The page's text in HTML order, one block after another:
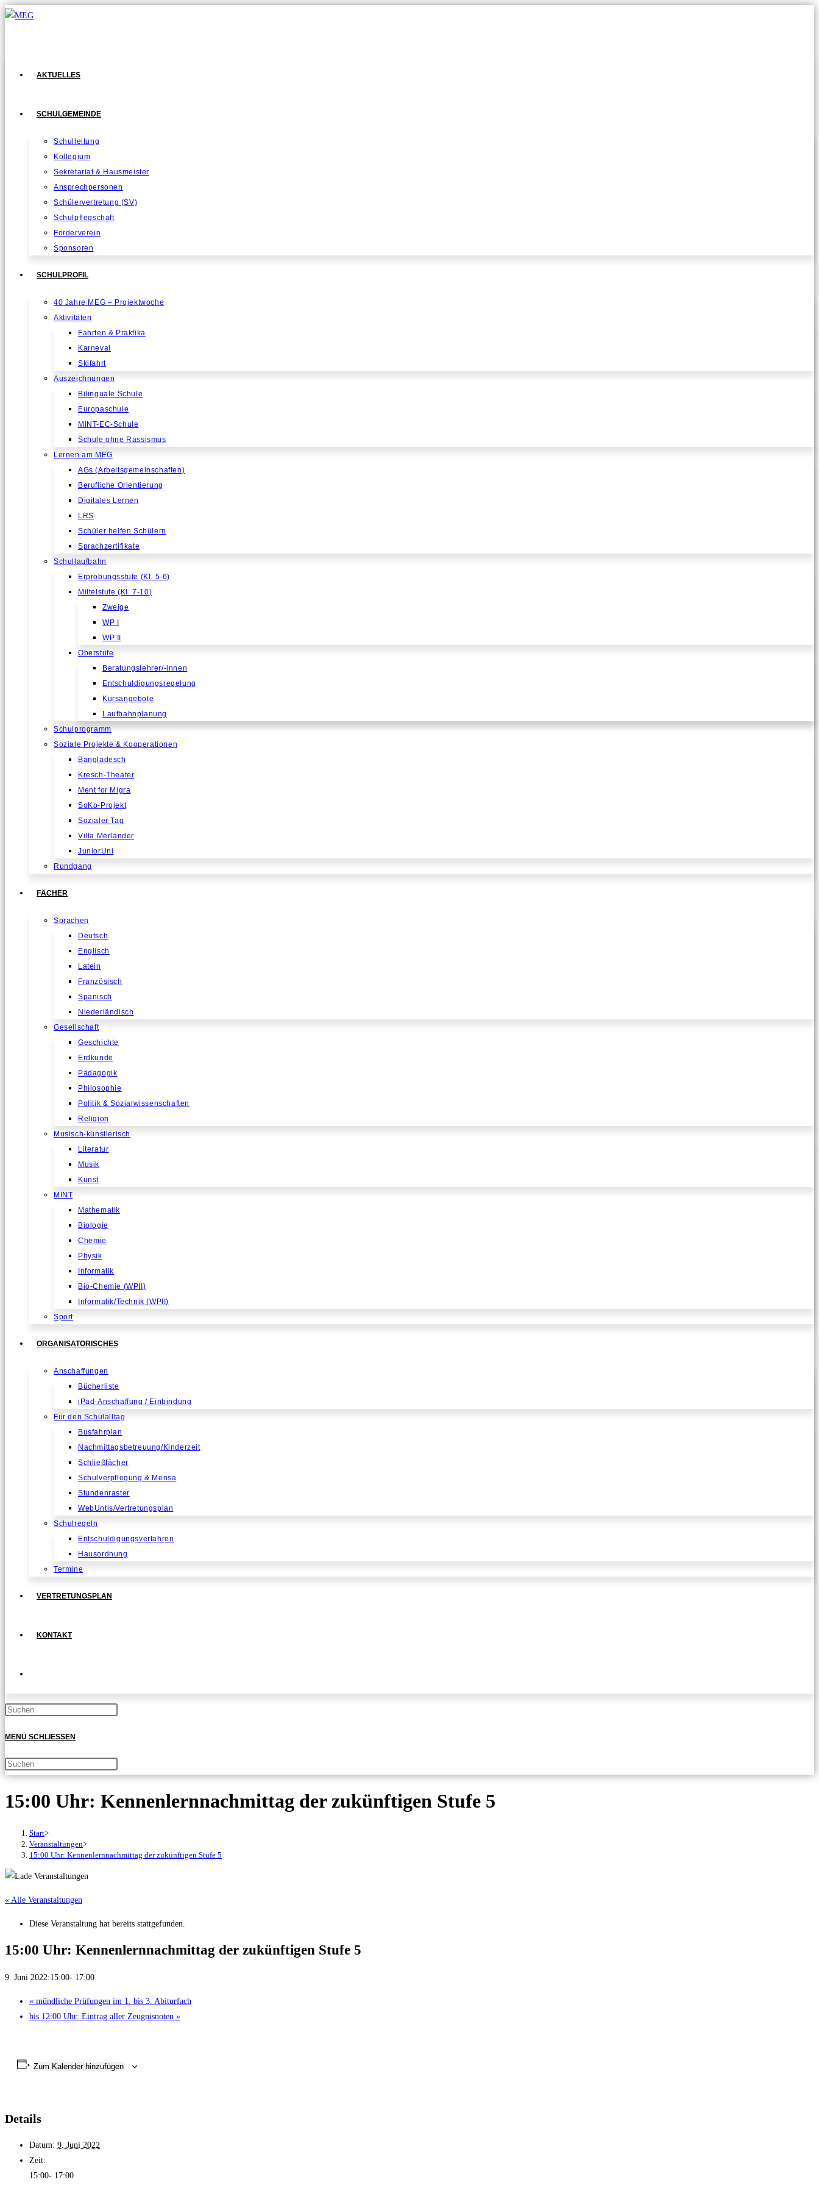
Zum
AKTUELLES
SCHULGEMEINDE
Schulleitung
Kollegium
Sekretariat & Hausmeister
Ansprechpersonen
Schülervertretung (SV)
Schulpflegschaft
Förderverein
Sponsoren
SCHULPROFIL
40 Jahre MEG – Projektwoche
Aktivitäten
Fahrten & Praktika
Karneval
Skifahrt
Auszeichnungen
Bilinguale Schule
Europaschule
MINT-EC-Schule
Schule ohne Rassismus
Lernen am MEG
AGs (Arbeitsgemeinschaften)
Berufliche Orientierung
Digitales Lernen
LRS
Schüler helfen Schülern
Sprachzertifikate
Schullaufbahn
Erprobungsstufe (Kl. 5-6)
Mittelstufe (Kl. 7-10)
Zweige
WP I
WP II
Oberstufe
Beratungslehrer/-innen
Entschuldigungsregelung
Kursangebote
Laufbahnplanung
Schulprogramm
Soziale Projekte & Kooperationen
Bangladesch
Kresch-Theater
Ment for Migra
SoKo-Projekt
Sozialer Tag
Villa Merländer
JuniorUni
Rundgang
FÄCHER
Sprachen
Deutsch
Englisch
Latein
Französisch
Spanisch
Niederländisch
Gesellschaft
Geschichte
Erdkunde
Pädagogik
Philosophie
Politik & Sozialwissenschaften
Religion
Musisch-künstlerisch
Literatur
Musik
Kunst
MINT
Mathematik
Biologie
Chemie
Physik
Informatik
Bio-Chemie (WPII)
Informatik/Technik (WPII)
Sport
ORGANISATORISCHES
Anschaffungen
Bücherliste
iPad-Anschaffung / Einbindung
Für den Schulalltag
Busfahrplan
Nachmittagsbetreuung/Kinderzeit
Schließfächer
Schulverpflegung & Mensa
Stundenraster
WebUntis/Vertretungsplan
Schulregeln
Entschuldigungsverfahren
Hausordnung
Termine
VERTRETUNGSPLAN
KONTAKT
the
panel.
MENÜ SCHLIESSEN
Diese
Website
durchsuchen
Escape
close
panel.
15:00 Uhr: Kennenlernnachmittag der zukünftigen Stufe 5
Start>
Veranstaltungen>
15:00 Uhr: Kennenlernnachmittag der zukünftigen Stufe 5
« Alle Veranstaltungen
Diese Veranstaltung hat bereits stattgefunden.
15:00 Uhr: Kennenlernnachmittag der zukünftigen Stufe 5
9. Juni 2022:15:00- 17:00
« mündliche Prüfungen im 1. bis 3. Abiturfach
bis 12:00 Uhr: Eintrag aller Zeugnisnoten »
Zum Kalender hinzufügen
Details
Datum: 9. Juni 2022
Zeit:
15:00- 17:00